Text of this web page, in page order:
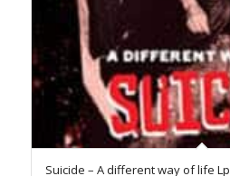
Suicide – A different way of life Lp